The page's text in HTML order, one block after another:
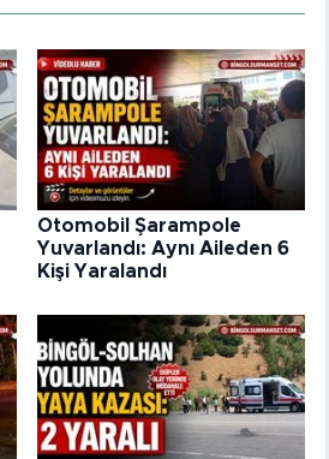
Otomobil Şarampole
Yuvarlandı: Aynı Aileden 6
Kişi Yaralandı